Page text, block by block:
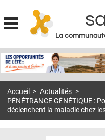
Jump
La
MON COMPTE
S'ABONNER À LA REVUE SOIN À
Accueil > Actualités >
PÉNÉTRANCE GÉNÉTIQUE :
déclenchent la maladie chez